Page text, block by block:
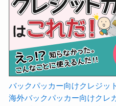
バックパッカー向けクレジッ
海外バックパッカー向けクレ